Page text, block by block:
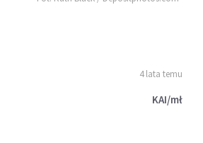
4 lata temu
KAI/mł